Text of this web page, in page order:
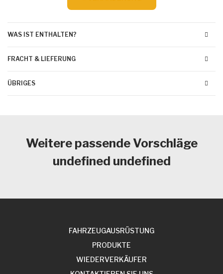
WAS IST ENTHALTEN?
FRACHT & LIEFERUNG
ÜBRIGES
Weitere passende Vorschläge
undefined undefined
FAHRZEUGAUSRÜSTUNG
PRODUKTE
WIEDERVERKÄUFER